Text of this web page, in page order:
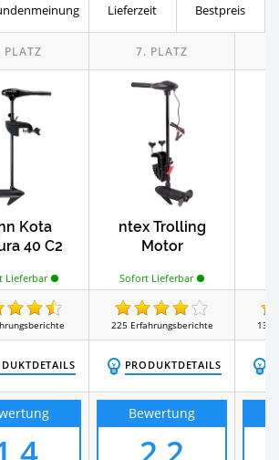
Restube® BojenTest
Dry-Bags
Test
Lieferzeit Bestpreis
Kota
40 C2
Lieferbar
ntex Trolling
Motor
Sofort Lieferbar
225 Erfahrungsberichte 130
PRODUKTDETAILS
Bewertung